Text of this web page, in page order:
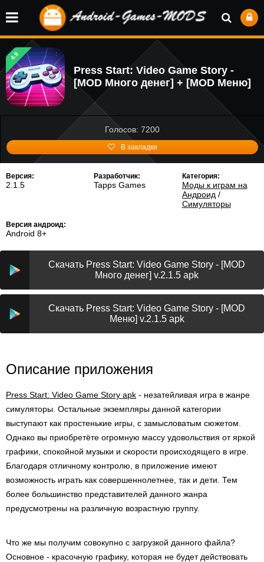
4.9
Press Start: Video Game Story -
[MOD Много денег] + [MOD Меню]
Голосов: 7200
В закладки
Версия:
2.1.5
Разработчик:
Tapps Games
Категория:
Моды к играм на
Андроид /
Симуляторы
Версия андроид:
Android 8+
Скачать Press Start: Video Game Story - [MOD
Много денег] v.2.1.5 apk
Скачать Press Start: Video Game Story - [MOD
Меню] v.2.1.5 apk
Описание приложения
Press Start: Video Game Story apk - незатейливая игра в жанре
симуляторы. Остальные экземпляры данной категории
выступают как простенькие игры, с замысловатым сюжетом.
Однако вы приобретёте огромную массу удовольствия от яркой
графики, спокойной музыки и скорости происходящего в игре.
Благодаря отличному контролю, в приложение имеют
возможность играть как совершеннолетнее, так и дети. Тем
более большинство представителей данного жанра
предусмотрены на различную возрастную группу.
Что же мы получим совокупно с загрузкой данного файла?
Основное - красочную графику, которая не будет действовать